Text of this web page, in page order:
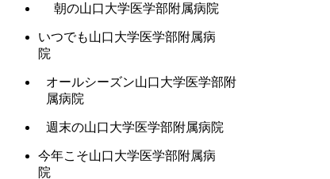
朝の山口大学医学部附属病院
いつでも山口大学医学部附属病
院
オールシーズン山口大学医学部附
属病院
週末の山口大学医学部附属病院
今年こそ山口大学医学部附属病
院